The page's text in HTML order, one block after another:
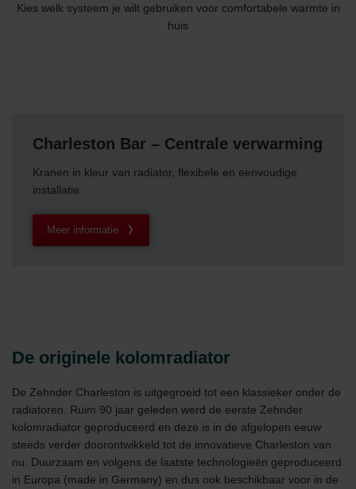
Kies welk systeem je wilt gebruiken voor comfortabele warmte in
huis
Charleston Bar – Centrale verwarming
Kranen in kleur van radiator, flexibele en eenvoudige
installatie
Meer informatie
De originele kolomradiator
De Zehnder Charleston is uitgegroeid tot een klassieker onder de
radiatoren. Ruim 90 jaar geleden werd de eerste Zehnder
kolomradiator geproduceerd en deze is in de afgelopen eeuw
steeds verder doorontwikkeld tot de innovatieve Charleston van
nu. Duurzaam en volgens de laatste technologieën geproduceerd
in Europa (made in Germany) en dus ook beschikbaar voor in de